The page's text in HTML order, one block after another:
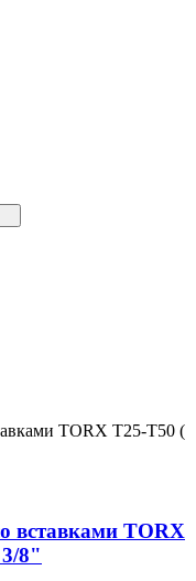
вставками TORX
8"